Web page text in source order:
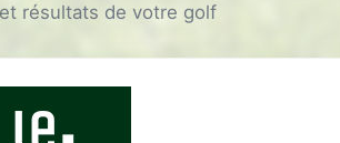
résultats de votre golf